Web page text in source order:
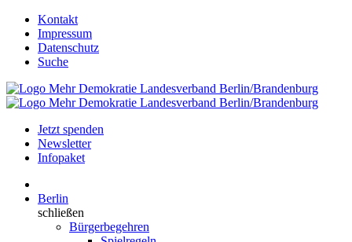
Kontakt
Impressum
Datenschutz
Suche
Jetzt spenden
Newsletter
Infopaket
Berlin
schließen
Bürgerbegehren